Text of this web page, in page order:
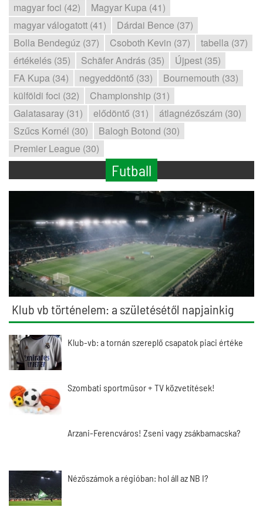
magyar foci (42)
Magyar Kupa (41)
magyar válogatott (41)
Dárdai Bence (37)
Bolla Bendegúz (37)
Csoboth Kevin (37)
tabella (37)
értékelés (35)
Schäfer András (35)
Újpest (35)
FA Kupa (34)
negyeddöntő (33)
Bournemouth (33)
külföldi foci (32)
Championship (31)
Galatasaray (31)
elődöntő (31)
átlagnézőszám (30)
Szűcs Kornél (30)
Balogh Botond (30)
Premier League (30)
Futball
Klub vb történelem: a születésétől napjainkig
Klub-vb: a tornán szereplő csapatok piaci értéke
Szombati sportműsor + TV közvetítések!
Arzani-Ferencváros! Zseni vagy zsákbamacska?
Nézőszámok a régióban: hol áll az NB I?